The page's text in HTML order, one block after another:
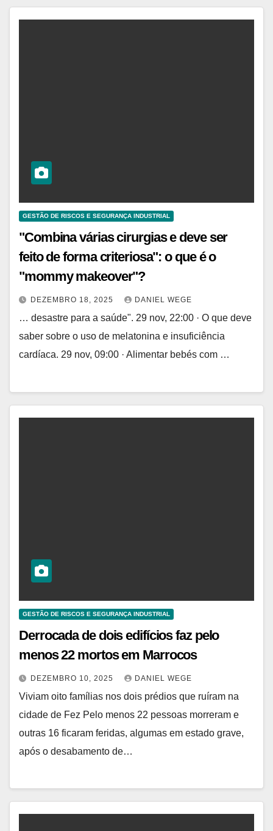
GESTÃO DE RISCOS E SEGURANÇA INDUSTRIAL
"Combina várias cirurgias e deve ser
feito de forma criteriosa": o que é o
"mommy makeover"?
DEZEMBRO 18, 2025 DANIEL WEGE
… desastre para a saúde". 29 nov, 22:00 · O que deve
saber sobre o uso de melatonina e insuficiência
cardíaca. 29 nov, 09:00 · Alimentar bebés com …
GESTÃO DE RISCOS E SEGURANÇA INDUSTRIAL
Derrocada de dois edifícios faz pelo
menos 22 mortos em Marrocos
DEZEMBRO 10, 2025 DANIEL WEGE
Viviam oito famílias nos dois prédios que ruíram na
cidade de Fez Pelo menos 22 pessoas morreram e
outras 16 ficaram feridas, algumas em estado grave,
após o desabamento de…